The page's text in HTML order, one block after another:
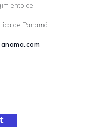
de
de Panamá